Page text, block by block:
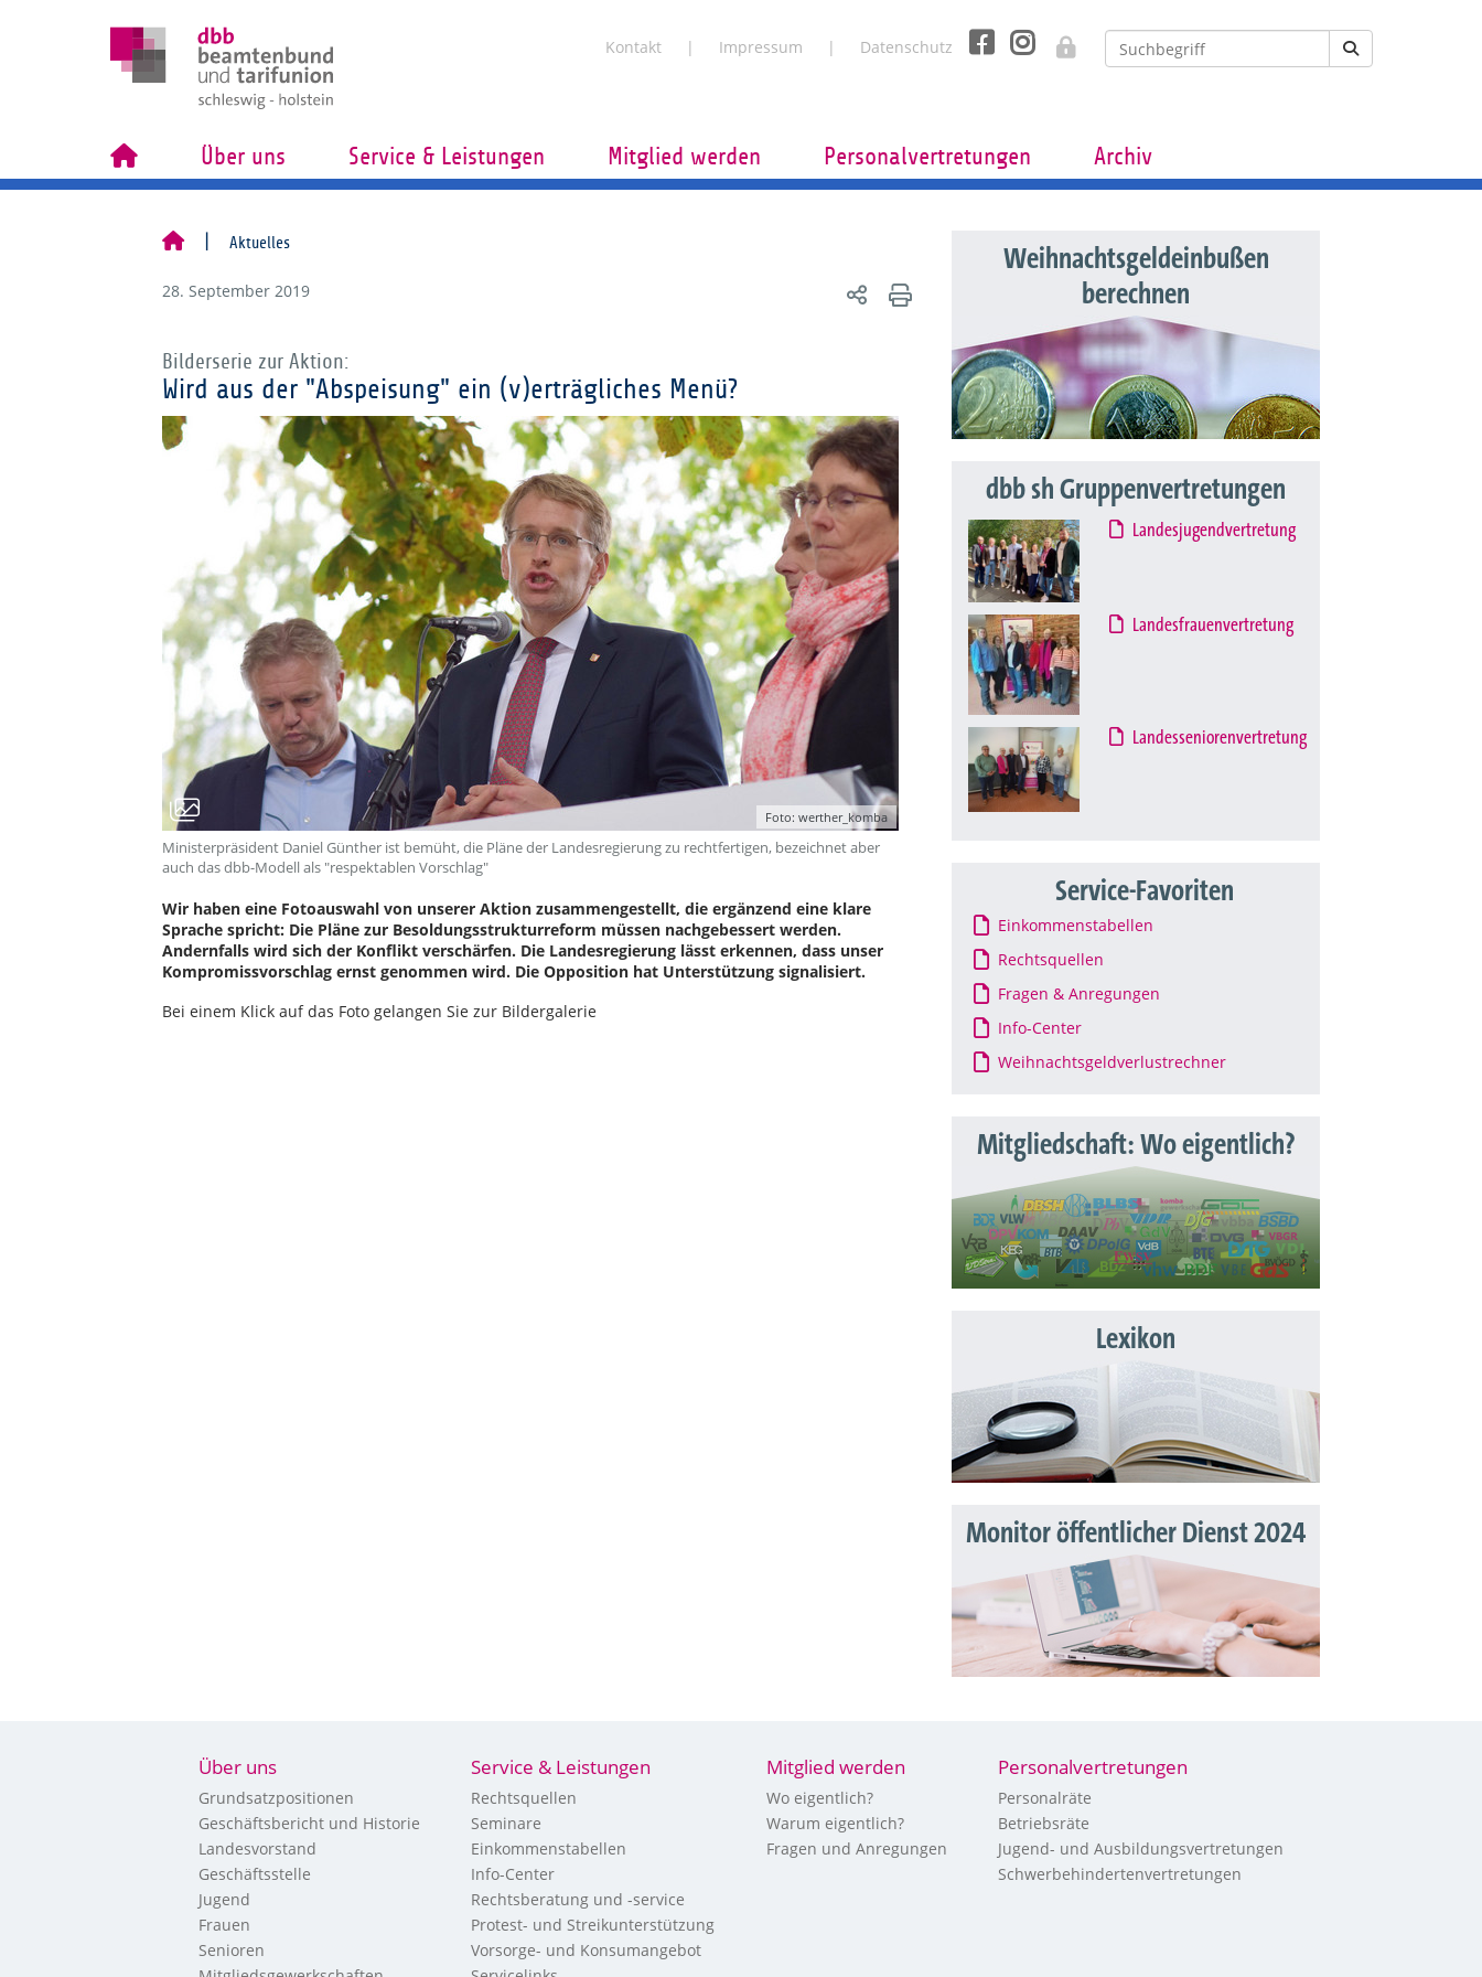
Kontakt Impressum Datenschutz
Über uns Service & Leistungen Mitglied werden Personalvertretungen Archiv
Aktuelles
28. September 2019
Bilderserie zur Aktion:
Wird aus der "Abspeisung" ein (v)erträgliches Menü?
Foto: werther_komba
Ministerpräsident Daniel Günther ist bemüht, die Pläne der Landesregierung zu rechtfertigen, bezeichnet aber
auch das dbb-Modell als "respektablen Vorschlag"
Wir haben eine Fotoauswahl von unserer Aktion zusammengestellt, die ergänzend eine klare
Sprache spricht: Die Pläne zur Besoldungsstrukturreform müssen nachgebessert werden.
Andernfalls wird sich der Konflikt verschärfen. Die Landesregierung lässt erkennen, dass unser
Kompromissvorschlag ernst genommen wird. Die Opposition hat Unterstützung signalisiert.
Bei einem Klick auf das Foto gelangen Sie zur Bildergalerie
Weihnachtsgeldeinbußen
berechnen
dbb sh Gruppenvertretungen
Landesjugendvertretung
Landesfrauenvertretung
Landesseniorenvertretung
Service-Favoriten
Einkommenstabellen
Rechtsquellen
Fragen & Anregungen
Info-Center
Weihnachtsgeldverlustrechner
Mitgliedschaft: Wo eigentlich?
Lexikon
Monitor öffentlicher Dienst 2024
Über uns
Grundsatzpositionen
Geschäftsbericht und Historie
Landesvorstand
Geschäftsstelle
Jugend
Frauen
Senioren
Service & Leistungen
Rechtsquellen
Seminare
Einkommenstabellen
Info-Center
Rechtsberatung und -service
Protest- und Streikunterstützung
Vorsorge- und Konsumangebot
Mitglied werden
Wo eigentlich?
Warum eigentlich?
Fragen und Anregungen
Personalvertretungen
Personalräte
Betriebsräte
Jugend- und Ausbildungsvertretungen
Schwerbehindertenvertretungen